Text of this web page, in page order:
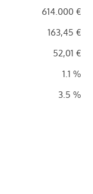
614.000 €
163,45 €
52,01 €
1.1 %
3.5 %